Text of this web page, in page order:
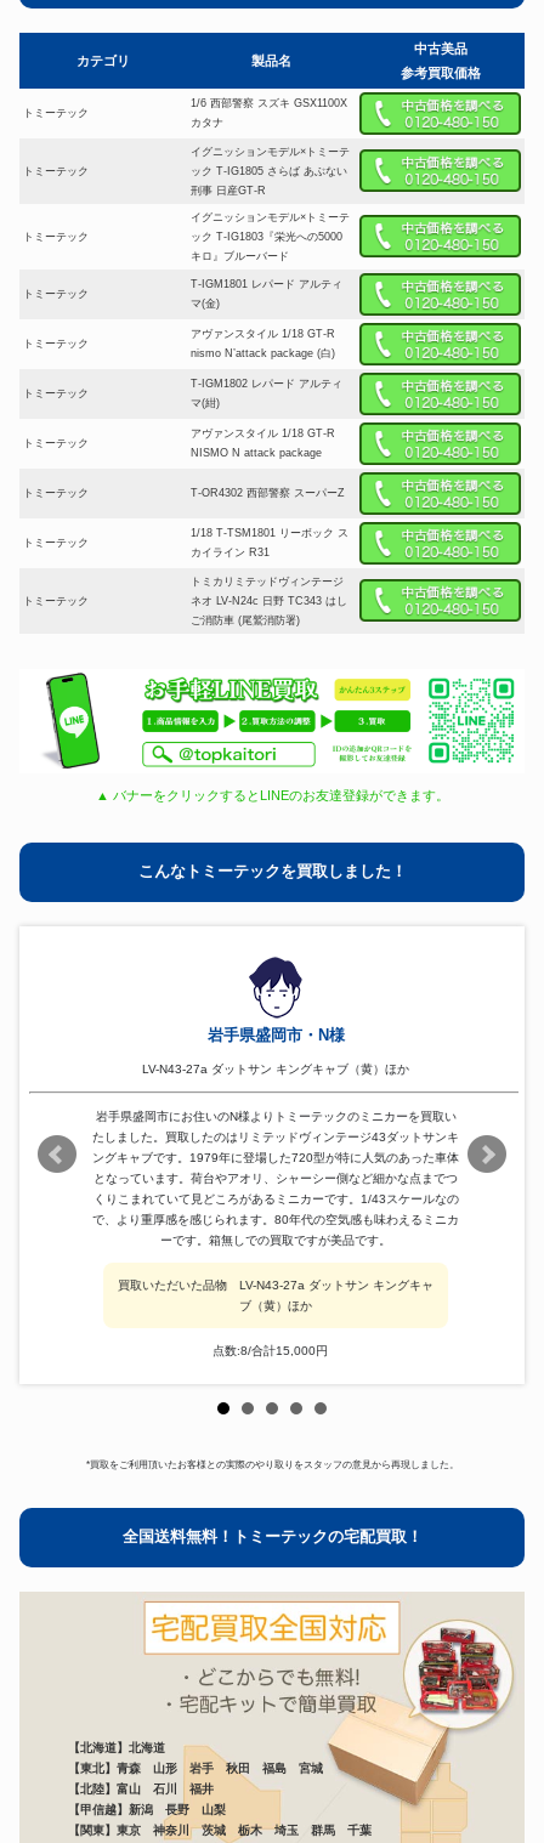
カテゴリ 製品名
中古美品
参考買取価格
トミーテック
1/6 西部警察 スズキ GSX1100X
カタナ
トミーテック
イグニッションモデル×トミーテ
ック T-IG1805 さらば あぶない
刑事 日産GT-R
トミーテック
イグニッションモデル×トミーテ
ック T-IG1803『栄光への5000
キロ』ブルーバード
トミーテック
T-IGM1801 レパード アルティ
マ(金)
トミーテック
アヴァンスタイル 1/18 GT-R
nismo N’attack package (白)
トミーテック
T-IGM1802 レパード アルティ
マ(紺)
トミーテック
アヴァンスタイル 1/18 GT-R
NISMO N attack package
トミーテック T-OR4302 西部警察 スーパーZ
トミーテック
1/18 T-TSM1801 リーボック ス
カイライン R31
トミーテック
トミカリミテッドヴィンテージ
ネオ LV-N24c 日野 TC343 はし
ご消防車 (尾鷲消防署)
▲ バナーをクリックするとLINEのお友達登録ができます。
こんなトミーテックを買取しました！
岩手県盛岡市・N様
LV-N43-27a ダットサン キングキャブ（黄）ほか
岩手県盛岡市にお住いのN様よりトミーテックのミニカーを買取い
たしました。買取したのはリミテッドヴィンテージ43ダットサンキ
ングキャブです。1979年に登場した720型が特に人気のあった車体
となっています。荷台やアオリ、シャーシー側など細かな点までつ
くりこまれていて見どころがあるミニカーです。1/43スケールなの
で、より重厚感を感じられます。80年代の空気感も味わえるミニカ
ーです。箱無しでの買取ですが美品です。
買取いただいた品物 LV-N43-27a ダットサン キングキャ
ブ（黄）ほか
点数:8/合計15,000円
*買取をご利用頂いたお客様との実際のやり取りをスタッフの意見から再現しました。
全国送料無料！トミーテックの宅配買取！
【北海道】北海道
【東北】青森 山形 岩手 秋田 福島 宮城
【北陸】富山 石川 福井
【甲信越】新潟 長野 山梨
【関東】東京 神奈川 茨城 栃木 埼玉 群馬 千葉